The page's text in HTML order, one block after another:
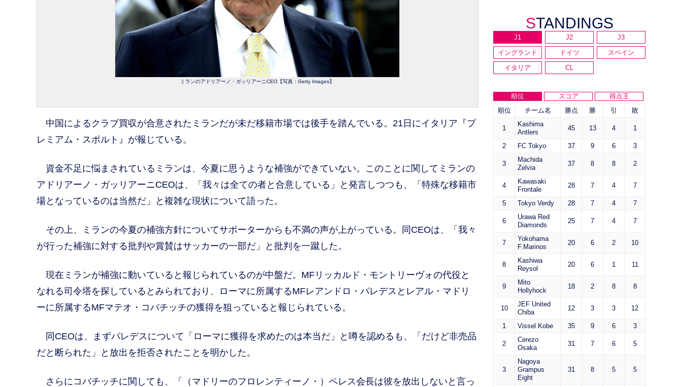
ミランのアドリアーノ・ガッリアーニCEO【写真：Getty Images】
中国によるクラブ買収が合意されたミランだが未だ移籍市場では後手を踏んでいる。21日にイタリア『プ
レミアム・スポルト』が報じている。
資金不足に悩まされているミランは、今夏に思うような補強ができていない。このことに関してミランの
アドリアーノ・ガッリアーニCEOは、「我々は全ての者と合意している」と発言しつつも、「特殊な移籍市
場となっているのは当然だ」と複雑な現状について語った。
その上、ミランの今夏の補強方針についてサポーターからも不満の声が上がっている。同CEOは、「我々
が行った補強に対する批判や賞賛はサッカーの一部だ」と批判を一蹴した。
現在ミランが補強に動いていると報じられているのが中盤だ。MFリッカルド・モントリーヴォの代役と
なれる司令塔を探しているとみられており、ローマに所属するMFレアンドロ・パレデスとレアル・マドリ
ーに所属するMFマテオ・コバチッチの獲得を狙っていると報じられている。
同CEOは、まずパレデスについて「ローマに獲得を求めたのは本当だ」と噂を認めるも、「だけど非売品
だと断られた」と放出を拒否されたことを明かした。
さらにコバチッチに関しても、「（マドリーのフロレンティーノ・）ペレス会長は彼を放出しないと言っ
STANDINGS
J1 J2
J3
イングランド
ドイツ
スペイン
イタリア
CL
順位 スコア
得点王
順位
チーム名 勝点 勝 引 敗
1
Kashima
Antlers
45 13 4 1
2 FC Tokyo 37 9 6 3
3
Machida
Zelvia
37 8 8 2
4
Kawasaki
Frontale
28 7 4 7
5 Tokyo Verdy 28 7 4 7
6
Urawa Red
Diamonds
25 7 4 7
7
Yokohama
F.Marinos
20 6 2 10
8
Kashiwa
Reysol
20 6 1 11
9
Mito
Hollyhock
18 2 8 8
10
JEF United
Chiba
12 3 3 12
1 Vissel Kobe 35 9 6 3
2
Cerezo
Osaka
31 7 6 5
3
Nagoya
Grampus
Eight
31 8 5 5